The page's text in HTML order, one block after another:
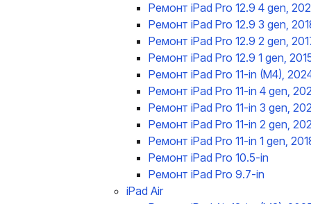
Ремонт iPad Pro 12.9 4 gen,
Ремонт iPad Pro 12.9 3 gen,
Ремонт iPad Pro 12.9 2 gen,
Ремонт iPad Pro 12.9 1 gen,
Ремонт iPad Pro 11-in (M4),
Ремонт iPad Pro 11-in 4 gen,
Ремонт iPad Pro 11-in 3 gen,
Ремонт iPad Pro 11-in 2 gen,
Ремонт iPad Pro 11-in 1 gen,
Ремонт iPad Pro 10.5-in
Ремонт iPad Pro 9.7-in
iPad Air